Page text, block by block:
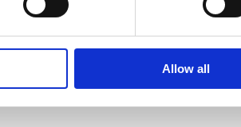
Allow all